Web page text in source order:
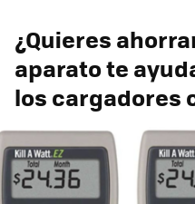
¿Quieres
aparato te
los cargadores